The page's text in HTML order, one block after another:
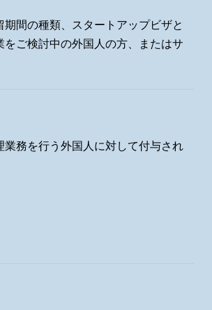
間の種類、スタートアップビザと
ご検討中の外国人の方、またはサ
業務を行う外国人に対して付与され